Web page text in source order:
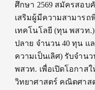
ศึกษา 2569 สมัครสอบ
เสริมผู้มีความสามารถ
เทคโนโลยี (ทุน พสวท
ปลาย จำนวน 40 ทุน แ
ความเป็นเลิศ) รับจำน
พสวท. เพื่อเปิดโอกาส
วิทยาศาสตร์ คณิตศาส